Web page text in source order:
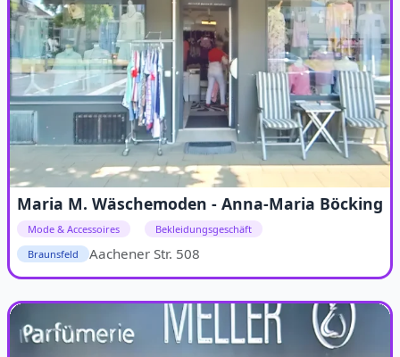
Maria M. Wäschemoden - Anna-Maria Böcking
Mode & Accessoires
Bekleidungsgeschäft
Braunsfeld
Aachener Str. 508